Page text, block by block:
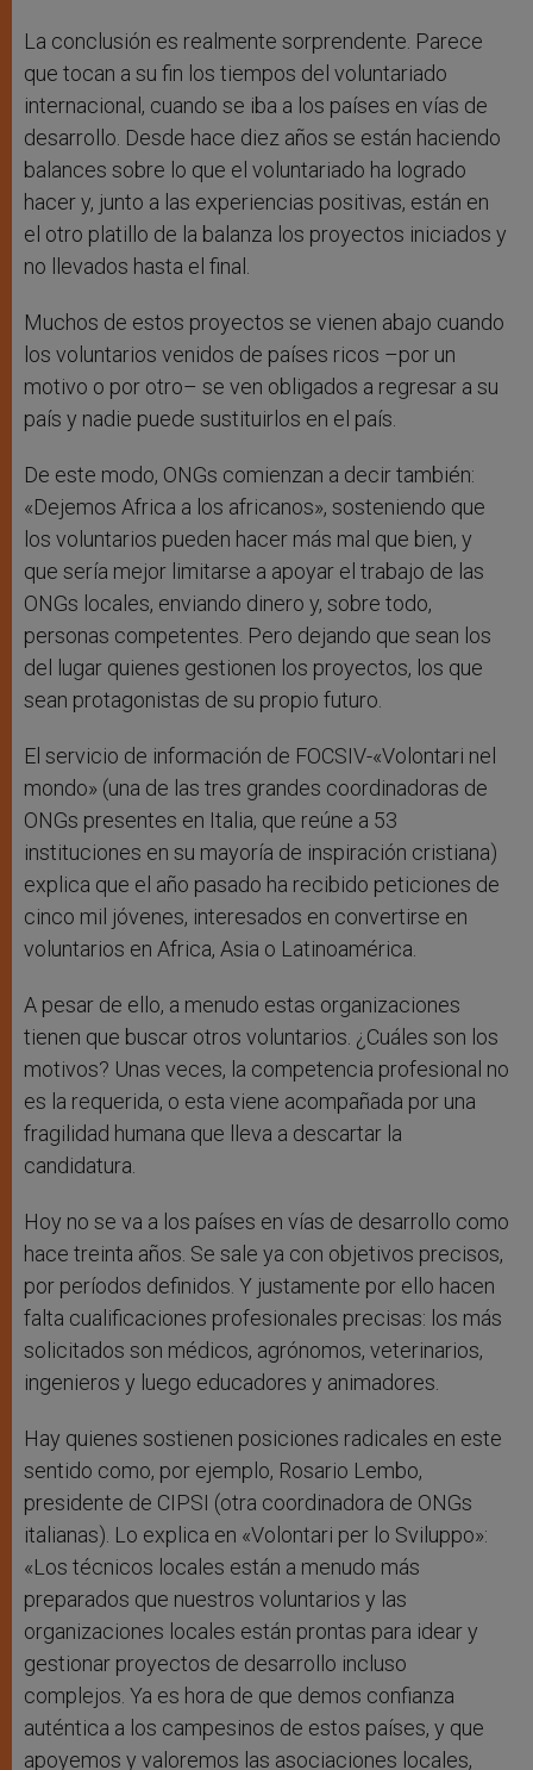
La conclusión es realmente sorprendente. Parece
que tocan a su fin los tiempos del voluntariado
internacional, cuando se iba a los países en vías de
desarrollo. Desde hace diez años se están haciendo
balances sobre lo que el voluntariado ha logrado
hacer y, junto a las experiencias positivas, están en
el otro platillo de la balanza los proyectos iniciados y
no llevados hasta el final.
Muchos de estos proyectos se vienen abajo cuando
los voluntarios venidos de países ricos –por un
motivo o por otro– se ven obligados a regresar a su
país y nadie puede sustituirlos en el país.
De este modo, ONGs comienzan a decir también:
«Dejemos Africa a los africanos», sosteniendo que
los voluntarios pueden hacer más mal que bien, y
que sería mejor limitarse a apoyar el trabajo de las
ONGs locales, enviando dinero y, sobre todo,
personas competentes. Pero dejando que sean los
del lugar quienes gestionen los proyectos, los que
sean protagonistas de su propio futuro.
El servicio de información de FOCSIV-«Volontari nel
mondo» (una de las tres grandes coordinadoras de
ONGs presentes en Italia, que reúne a 53
instituciones en su mayoría de inspiración cristiana)
explica que el año pasado ha recibido peticiones de
cinco mil jóvenes, interesados en convertirse en
voluntarios en Africa, Asia o Latinoamérica.
A pesar de ello, a menudo estas organizaciones
tienen que buscar otros voluntarios. ¿Cuáles son los
motivos? Unas veces, la competencia profesional no
es la requerida, o esta viene acompañada por una
fragilidad humana que lleva a descartar la
candidatura.
Hoy no se va a los países en vías de desarrollo como
hace treinta años. Se sale ya con objetivos precisos,
por períodos definidos. Y justamente por ello hacen
falta cualificaciones profesionales precisas: los más
solicitados son médicos, agrónomos, veterinarios,
ingenieros y luego educadores y animadores.
Hay quienes sostienen posiciones radicales en este
sentido como, por ejemplo, Rosario Lembo,
presidente de CIPSI (otra coordinadora de ONGs
italianas). Lo explica en «Volontari per lo Sviluppo»:
«Los técnicos locales están a menudo más
preparados que nuestros voluntarios y las
organizaciones locales están prontas para idear y
gestionar proyectos de desarrollo incluso
complejos. Ya es hora de que demos confianza
auténtica a los campesinos de estos países, y que
apoyemos y valoremos las asociaciones locales,